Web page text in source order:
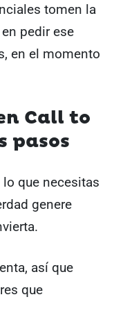
tomen la
pedir ese
en el momento
Call to
pasos
que necesitas
genere
así que
que